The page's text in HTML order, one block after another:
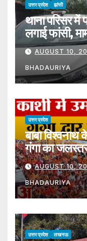
उत्तर प्रदेश झांसी
थाना परिसर में
लगाई फांसी,
AUGUST 10,
BHADAURIYA
उत्तर प्रदेश
बाबा
गंगा का
AUGUST 10,
BHADAURIYA
उत्तर प्रदेश लखनऊ